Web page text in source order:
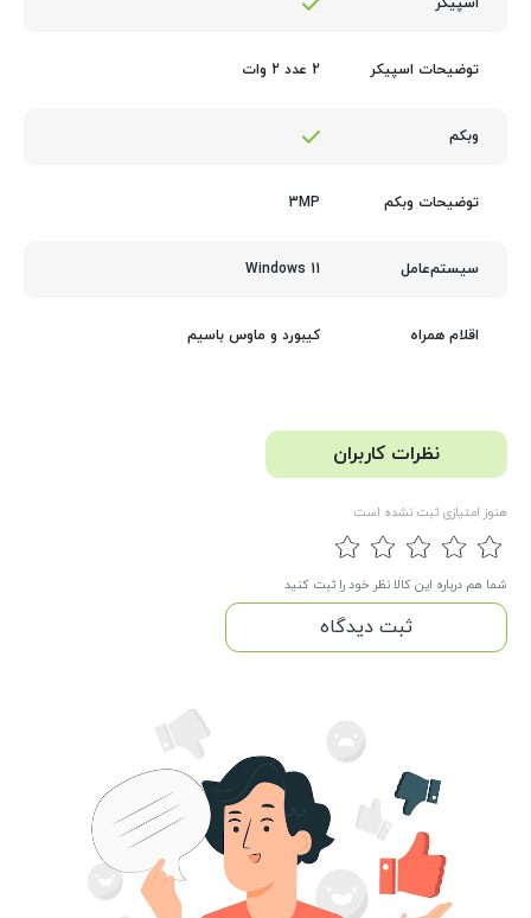
اسپیکر
توضیحات اسپیکر 2 عدد 2 وات
وبکم
توضیحات وبکم 3MP
سیستم‌عامل Windows 11
اقلام همراه کیبورد و ماوس باسیم
نظرات کاربران
هنوز امتیازی ثبت نشده است
شما هم درباره این کالا نظر خود را ثبت کنید
ثبت دیدگاه